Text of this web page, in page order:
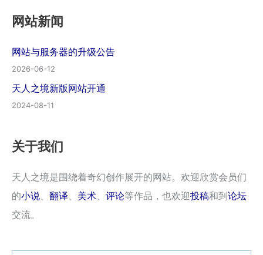
网站新闻
网站与服务器的升级公告
2026-06-12
天人之境新版网站开通
2024-08-11
关于我们
天人之境是围绕着奇幻创作展开的网站。欢迎欣赏会员们
的小说、 翻译、 美术、 评论等作品，也欢迎投稿和到论坛
交流。